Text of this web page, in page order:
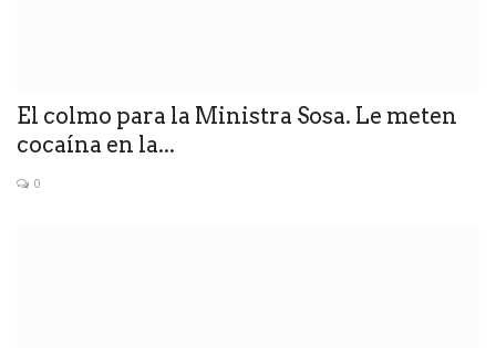
El colmo para la Ministra Sosa. Le meten
cocaína en la...
0